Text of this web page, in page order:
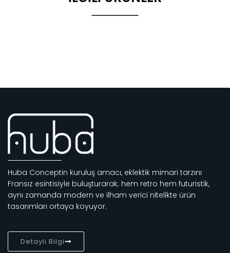
Huba Conceptin kuruluş amacı, eklektik mimari tarzını
Fransız esintisiyle buluşturarak; hem retro hem futuristik,
aynı zamanda modern ve ilham verici nitelikte ürün
tasarımları ortaya koyuyor.
Detaylı Bilgi